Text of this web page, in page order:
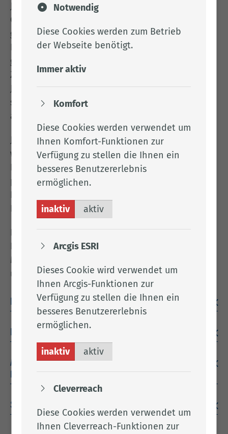
Jugendschutz hat die Aufgabe, die Rechte und
Chancen von Kindern und Jugendlichen auf eine
gesunde Entwicklung zu sichern und ihre
Erziehung zu einer eigenverantwortlichen und
gemeinschaftsfähigen Persönlichkeit zu fördern.
Ziel des Jugendschutzes ist es, Kinder und
Jugendliche vor Gefährdungen zu schützen und
sie zu stärken gegenüber Beeinträchtigungen
aller Art (§ 14 SGB VIII).
Jugendschutz soll als Leistung verstanden
werden, welche die Eltern bei ihren
Erziehungsaufgaben präventiv (d.h. bevor etwas
passiert ist) unterstützt und dazu beiträgt, die
Entwicklung des Kindes zu fördern und vor
Beeinträchtigungen zu schützen.
Das Jugendschutzgesetz richtete sich an
Erwachsene, Gewerbetreibende, Anbieter von
Medienprodukten, Discothekeninhaber*innen
usw.
Keine Kurzen für die Kurzen
Kinder- und Jugendarbeitsschutz
Muttizettel: Sicher und Verantwortungsbewusst
Schwangerschaft und Alkohol
Notwendig
Diese Cookies werden zum Betrieb
der Webseite benötigt.
Immer aktiv
Komfort
Diese Cookies werden verwendet um
Ihnen Komfort-Funktionen zur
Verfügung zu stellen die Ihnen ein
besseres Benutzererlebnis
ermöglichen.
inaktiv aktiv
Arcgis ESRI
Dieses Cookie wird verwendet um
Ihnen Arcgis-Funktionen zur
Verfügung zu stellen die Ihnen ein
besseres Benutzererlebnis
ermöglichen.
inaktiv aktiv
Cleverreach
Diese Cookies werden verwendet um
Ihnen Cleverreach-Funktionen zur